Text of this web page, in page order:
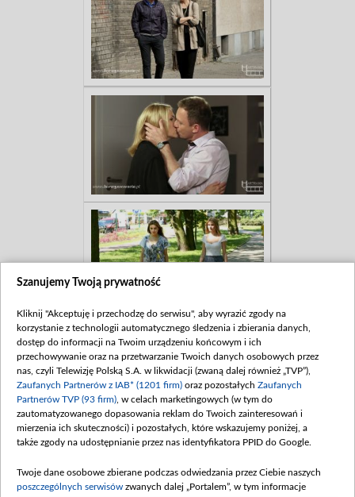
Szanujemy Twoją prywatność
Kliknij "Akceptuję i przechodzę do serwisu", aby wyrazić zgody na
korzystanie z technologii automatycznego śledzenia i zbierania danych,
dostęp do informacji na Twoim urządzeniu końcowym i ich
przechowywanie oraz na przetwarzanie Twoich danych osobowych przez
nas, czyli Telewizję Polską S.A. w likwidacji (zwaną dalej również „TVP”),
Zaufanych Partnerów z IAB* (1201 firm) oraz pozostałych Zaufanych
Partnerów TVP (93 firm) , w celach marketingowych (w tym do
zautomatyzowanego dopasowania reklam do Twoich zainteresowań i
mierzenia ich skuteczności) i pozostałych, które wskazujemy poniżej, a
także zgody na udostępnianie przez nas identyfikatora PPID do Google.
Twoje dane osobowe zbierane podczas odwiedzania przez Ciebie naszych
poszczególnych serwisów zwanych dalej „Portalem”, w tym informacje